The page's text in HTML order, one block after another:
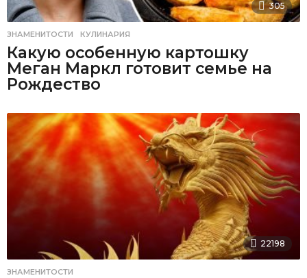
305
ЗНАМЕНИТОСТИ ,КУЛИНАРИЯ
Какую особенную картошку
Меган Маркл готовит семье на
Рождество
22198
ЗНАМЕНИТОСТИ